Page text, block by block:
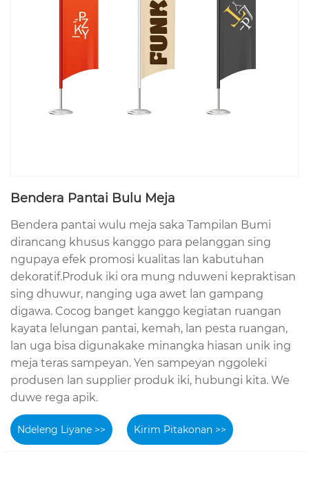
Bendera Pantai Bulu Meja
Bendera pantai wulu meja saka Tampilan Bumi
dirancang khusus kanggo para pelanggan sing
ngupaya efek promosi kualitas lan kabutuhan
dekoratif.Produk iki ora mung nduweni kepraktisan
sing dhuwur, nanging uga awet lan gampang
digawa. Cocog banget kanggo kegiatan ruangan
kayata lelungan pantai, kemah, lan pesta ruangan,
lan uga bisa digunakake minangka hiasan unik ing
meja teras sampeyan. Yen sampeyan nggoleki
produsen lan supplier produk iki, hubungi kita. We
duwe rega apik.
Ndeleng Liyane >> Kirim Pitakonan >>